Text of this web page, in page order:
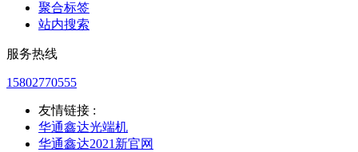
聚合标签
站内搜索
服务热线
15802770555
友情链接 :
华通鑫达光端机
华通鑫达2021新官网